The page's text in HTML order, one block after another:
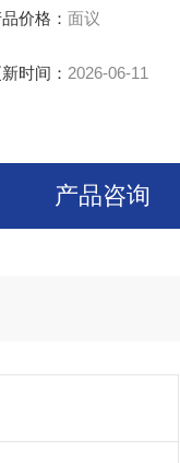
品价格：面议
时间： 2026-06-11
产品咨询